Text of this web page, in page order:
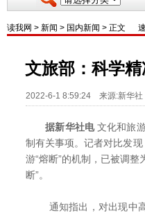
读我网 > 新闻 > 国内新闻 > 正文
文旅部：科学
2022-6-1 8:59:24 来源:新华社
据新华社电文化和旅
制有关事项。记者对比发
游“熔断”的机制，已被调
断”。
通知指出，对出现中高